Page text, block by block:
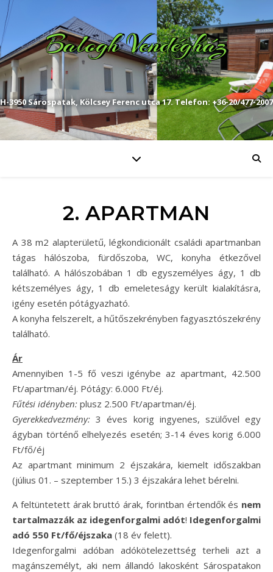
Balogh Vendégház
H-3950 Sárospatak, Kölcsey Ferenc utca 17. Telefon: +36-20/477-2007
2. APARTMAN
A 38 m2 alapterületű, légkondicionált családi apartmanban
tágas hálószoba, fürdőszoba, WC, konyha étkezővel
található. A hálószobában 1 db egyszemélyes ágy, 1 db
kétszemélyes ágy, 1 db emeleteságy került kialakításra,
igény esetén pótágyazható.
A konyha felszerelt, a hűtőszekrényben fagyasztószekrény
található.
Ár
Amennyiben 1-5 fő veszi igénybe az apartmant, 42.500
Ft/apartman/éj. Pótágy: 6.000 Ft/éj.
Fűtési idényben: plusz 2.500 Ft/apartman/éj.
Gyerekkedvezmény: 3 éves korig ingyenes, szülővel egy
ágyban történő elhelyezés esetén; 3-14 éves korig 6.000
Ft/fő/éj
Az apartmant minimum 2 éjszakára, kiemelt időszakban
(július 01. – szeptember 15.) 3 éjszakára lehet bérelni.
A feltüntetett árak bruttó árak, forintban értendők és nem
tartalmazzák az idegenforgalmi adót! Idegenforgalmi
adó 550 Ft/fő/éjszaka (18 év felett).
Idegenforgalmi adóban adókötelezettség terheli azt a
magánszemélyt, aki nem állandó lakosként Sárospatakon